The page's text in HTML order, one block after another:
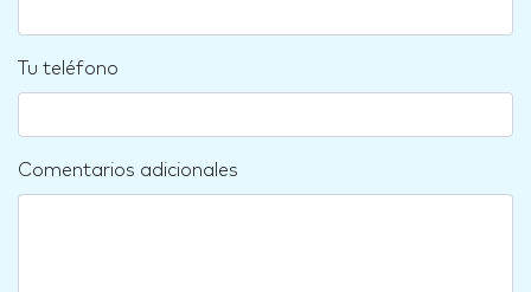
Tu teléfono
Comentarios adicionales